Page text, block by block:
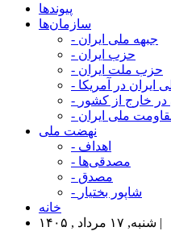
پیوندها
سازمان‌ها
- جبهه ملی ایران
- حزب ایران
- حزب ملت ایران
ایران در آمریکا
در خارج از کشور
ملی ایران
نهضت ملی
- اهداف
- مصدقی‌ها
- مصدق
- شاپور بختیار
خانه
شنبه, ۱۷ مرداد , ۱۴۰۵ |